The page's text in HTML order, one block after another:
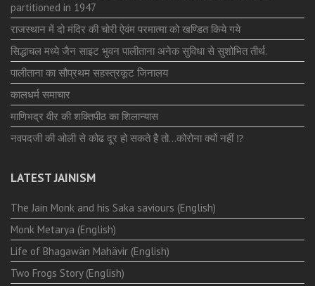
partitioned in 1947
राजस्थान में दो मंदिर की चोरी ऐवंम परमात्मा को खण्डित किये गये
सिद्धाचल मध्ये जैन साइट भुवन पालीताना अनेक सुविधा से सुशोभित तीर्थ.
पालीताना का सौप्रथम सहस्त्रकूट जिनालय
कालधर्म समाचार
माणिभद्र वीर की शक्तिपीठ का शिलान्यास
नवपदजी की ओली से कोढ दूर हो सकते है तो…कोरोना क्यों नहीं ⁉️
LATEST JAINISM
The Jain Monk and his Saka saviours (English)
Monk Metarya (English)
Life of Bhagawän Mahävir (English)
Two Frogs Story (English)